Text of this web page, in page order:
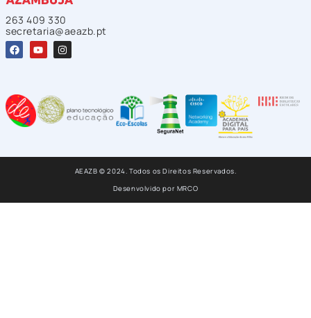
263 409 330
secretaria@aeazb.pt
AEAZB © 2024. Todos os Direitos Reservados.
Desenvolvido por MRCO